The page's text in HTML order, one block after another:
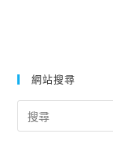
網站搜尋
for: